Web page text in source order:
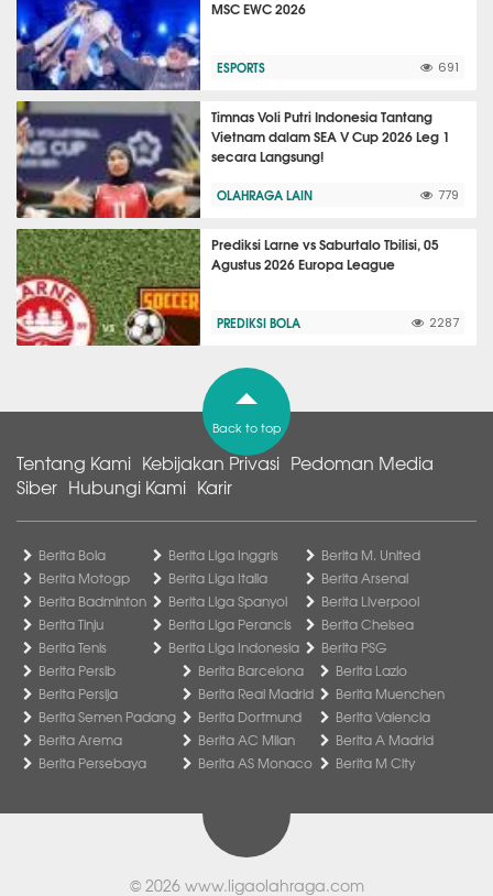
MSC EWC 2026
ESPORTS 691
Timnas Voli Putri Indonesia Tantang
Vietnam dalam SEA V Cup 2026 Leg 1
secara Langsung!
OLAHRAGA LAIN 779
Prediksi Larne vs Saburtalo Tbilisi, 05
Agustus 2026 Europa League
PREDIKSI BOLA 2287
Back to top
Tentang Kami Kebijakan Privasi Pedoman Media
Siber Hubungi Kami Karir
Berita Bola
Berita Motogp
Berita Badminton
Berita Tinju
Berita Tenis
Berita Liga Inggris
Berita Liga Italia
Berita Liga Spanyol
Berita Liga Perancis
Berita Liga Indonesia
Berita M. United
Berita Arsenal
Berita Liverpool
Berita Chelsea
Berita PSG
Berita Persib
Berita Persija
Berita Semen Padang
Berita Arema
Berita Persebaya
Berita Barcelona
Berita Real Madrid
Berita Dortmund
Berita AC Milan
Berita AS Monaco
Berita Lazio
Berita Muenchen
Berita Valencia
Berita A Madrid
Berita M City
© 2026 www.ligaolahraga.com